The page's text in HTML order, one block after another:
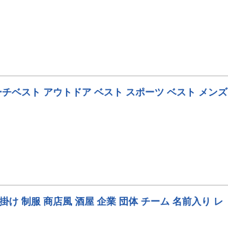
ベスト アウトドア ベスト スポーツ ベスト メンズ
け 制服 商店風 酒屋 企業 団体 チーム 名前入り レ